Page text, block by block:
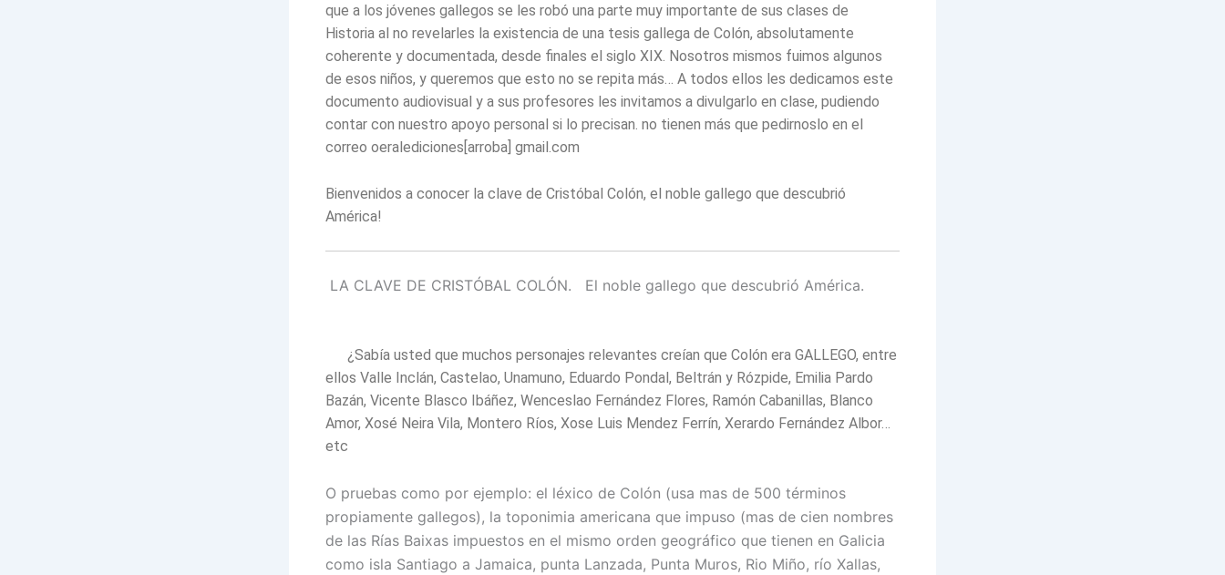
que a los jóvenes gallegos se les robó una parte muy importante de sus clases de
Historia al no revelarles la existencia de una tesis gallega de Colón, absolutamente
coherente y documentada, desde finales el siglo XIX. Nosotros mismos fuimos algunos
de esos niños, y queremos que esto no se repita más… A todos ellos les dedicamos este
documento audiovisual y a sus profesores les invitamos a divulgarlo en clase, pudiendo
contar con nuestro apoyo personal si lo precisan. no tienen más que pedirnoslo en el
correo oeralediciones[arroba] gmail.com
Bienvenidos a conocer la clave de Cristóbal Colón, el noble gallego que descubrió
América!
LA CLAVE DE CRISTÓBAL COLÓN. El noble gallego que descubrió América.
¿Sabía usted que muchos personajes relevantes creían que Colón era GALLEGO, entre
ellos Valle Inclán, Castelao, Unamuno, Eduardo Pondal, Beltrán y Rózpide, Emilia Pardo
Bazán, Vicente Blasco Ibáñez, Wenceslao Fernández Flores, Ramón Cabanillas, Blanco
Amor, Xosé Neira Vila, Montero Ríos, Xose Luis Mendez Ferrín, Xerardo Fernández Albor…
etc
O pruebas como por ejemplo: el léxico de Colón (usa mas de 500 términos
propiamente gallegos), la toponimia americana que impuso (mas de cien nombres
de las Rías Baixas impuestos en el mismo orden geográfico que tienen en Galicia
como isla Santiago a Jamaica, punta Lanzada, Punta Muros, Rio Miño, río Xallas,